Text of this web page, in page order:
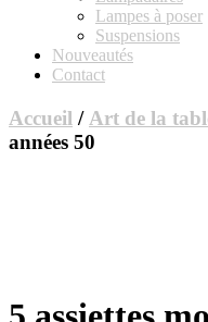
Lampes à poser
Suspensions
Nouveautés
Contact
Accueil / Art de la
années 50